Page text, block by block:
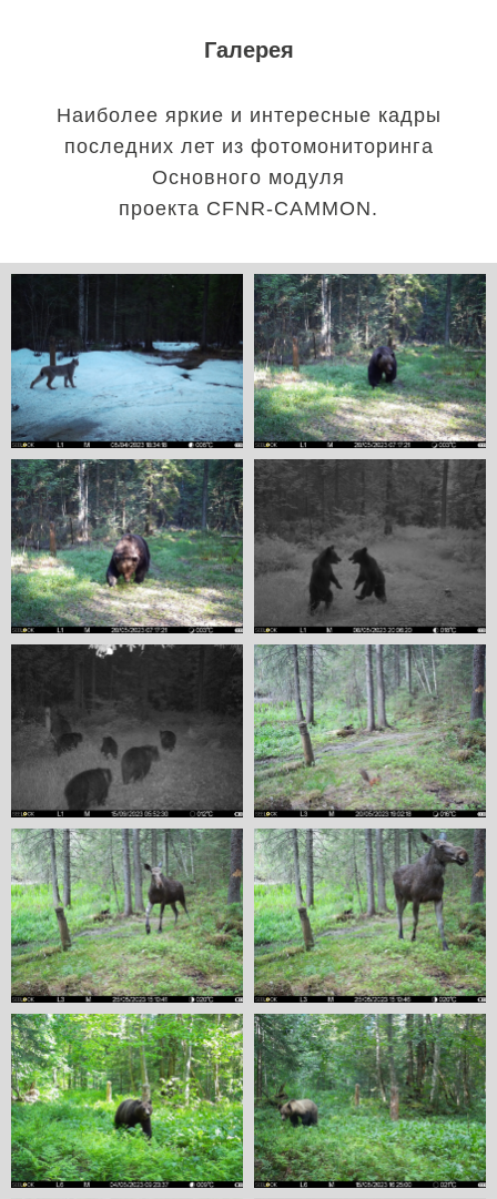
Галерея
Наиболее яркие и интересные кадры
последних лет из фотомониторинга
Основного модуля
проекта CFNR-CAMMON.